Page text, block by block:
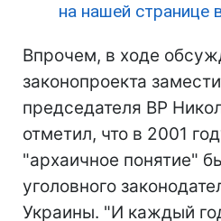
на нашей странице
Впрочем, в ходе
законопроекта
председателя ВР
отметил, что в 2001
"архаичное понятие"
уголовного
Украины. "И каждый